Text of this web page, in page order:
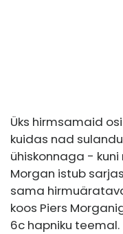
Üks hirmsamaid
kuidas nad
ühiskonnaga -
Morgan istub
sama
koos Piers
6c hapniku teemal.